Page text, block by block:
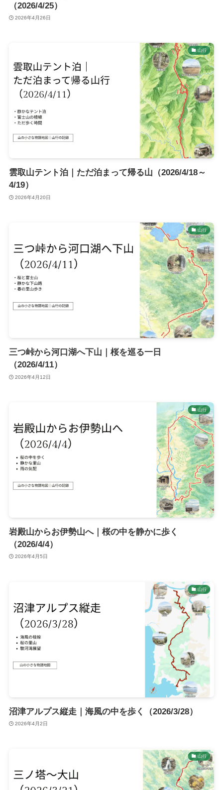
（2026/4/25）
2026年4月26日
山行
雲取山テント泊｜ただ泊まって帰る山（2026/4/18～
4/19）
2026年4月20日
山行
三つ峠から河口湖へ下山｜桜を巡る一日
（2026/4/11）
2026年4月12日
山行
岩殿山からお伊勢山へ｜桜の中を静かに歩く
（2026/4/4）
2026年4月5日
山行
沼津アルプス縦走｜海風の中を歩く（2026/3/28）
2026年4月2日
山行